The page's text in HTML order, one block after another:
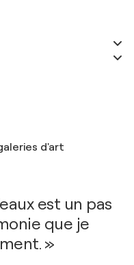
d'art
est un pas
que je
»